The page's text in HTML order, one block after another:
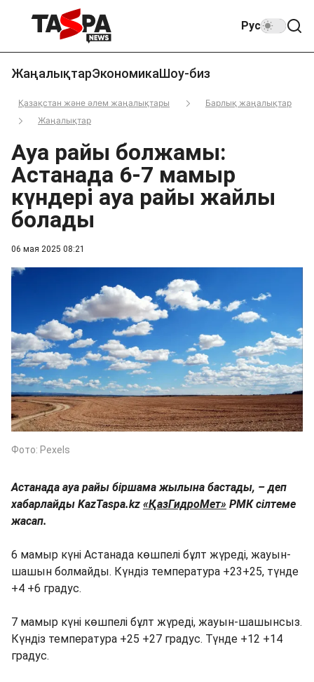
Рус
ЖаңалықтарЭкономикаШоу-биз
Қазақстан және әлем жаңалықтары
Барлық жаңалықтар
Жаңалықтар
06 мая 2025 08:21
Ауа райы болжамы:
Астанада 6-7 мамыр
күндері ауа райы жайлы
болады
Фото: Pexels
Астанада ауа райы біршама жылына бастады, – деп
хабарлайды KazTaspa.kz «ҚазГидроМет» РМК сілтеме
жасап.
6 мамыр күні Астанада көшпелі бұлт жүреді, жауын-
шашын болмайды. Күндіз температура +23+25, түнде
+4 +6 градус.
7 мамыр күні көшпелі бұлт жүреді, жауын-шашынсыз.
Күндіз температура +25 +27 градус. Түнде +12 +14
градус.